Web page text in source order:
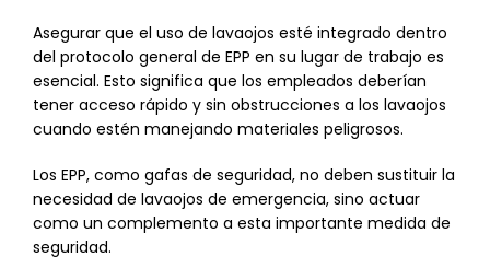
Asegurar que el uso de lavaojos esté integrado dentro
del protocolo general de EPP en su lugar de trabajo es
esencial. Esto significa que los empleados deberían
tener acceso rápido y sin obstrucciones a los lavaojos
cuando estén manejando materiales peligrosos.
Los EPP, como gafas de seguridad, no deben sustituir la
necesidad de lavaojos de emergencia, sino actuar
como un complemento a esta importante medida de
seguridad.